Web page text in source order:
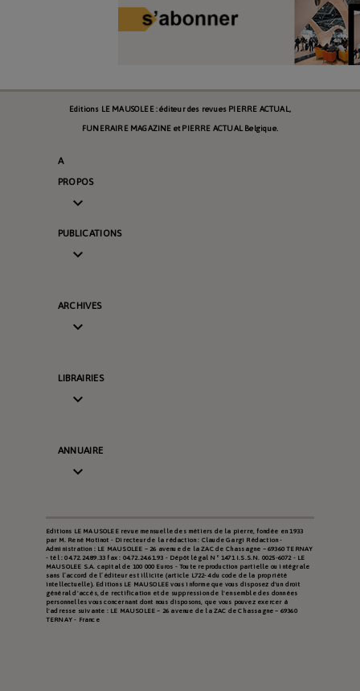
Editions LE MAUSOLEE : éditeur des revues PIERRE ACTUAL,
FUNERAIRE MAGAZINE et PIERRE ACTUAL Belgique.
A
PROPOS

PUBLICATIONS

ARCHIVES

LIBRAIRIES

ANNUAIRE

Editions LE MAUSOLEE revue mensuelle des métiers de la pierre, fondée en 1933
par M. René Motinot - Directeur de la rédaction : Claude Gargi Rédaction -
Administration : LE MAUSOLEE – 26 avenue de la ZAC de Chassagne – 69360 TERNAY
- tél : 04.72.24.89.33 fax : 04.72.24.61.93 - Dépôt légal N° 1471 I.S.S.N. 0025-6072 - LE
MAUSOLEE S.A. capital de 100 000 Euros - Toute reproduction partielle ou intégrale
sans l’accord de l’éditeur est illicite (article L722-4 du code de la propriété
intellectuelle). Editions LE MAUSOLEE vous informe que vous disposez d'un droit
général d'accès, de rectification et de suppression de l'ensemble des données
personnelles vous concernant dont nous disposons, que vous pouvez exercer à
l'adresse suivante : LE MAUSOLEE – 26 avenue de la ZAC de Chassagne – 69360
TERNAY - France